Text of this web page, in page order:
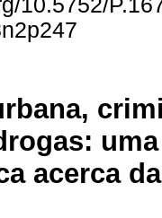
10.5752/
acerca